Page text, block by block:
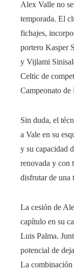
Alex Valle no
temporada. El
fichajes,
portero Kasper
y Vijlami
Celtic de
Campeonato de
Sin duda, el
a Vale en su
y su capacidad
renovada y con
disfrutar de una
La cesión de
capítulo en su
Luis Palma.
potencial de
La combinación